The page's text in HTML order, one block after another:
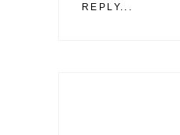
REPLY...